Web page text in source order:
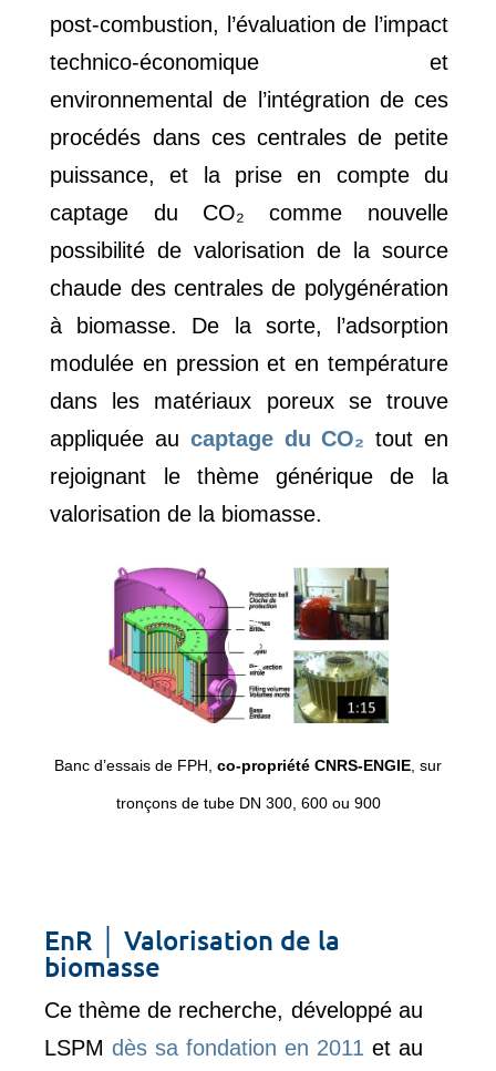
post-combustion, l’évaluation de l’impact
technico-économique et
environnemental de l’intégration de ces
procédés dans ces centrales de petite
puissance, et la prise en compte du
captage du CO₂ comme nouvelle
possibilité de valorisation de la source
chaude des centrales de polygénération
à biomasse. De la sorte, l’adsorption
modulée en pression et en température
dans les matériaux poreux se trouve
appliquée au captage du CO₂ tout en
rejoignant le thème générique de la
valorisation de la biomasse.
Banc d’essais de FPH, co-propriété CNRS-ENGIE , sur
tronçons de tube DN 300, 600 ou 900
EnR │ Valorisation de la
biomasse
Ce thème de recherche, développé au
LSPM dès sa fondation en 2011 et au